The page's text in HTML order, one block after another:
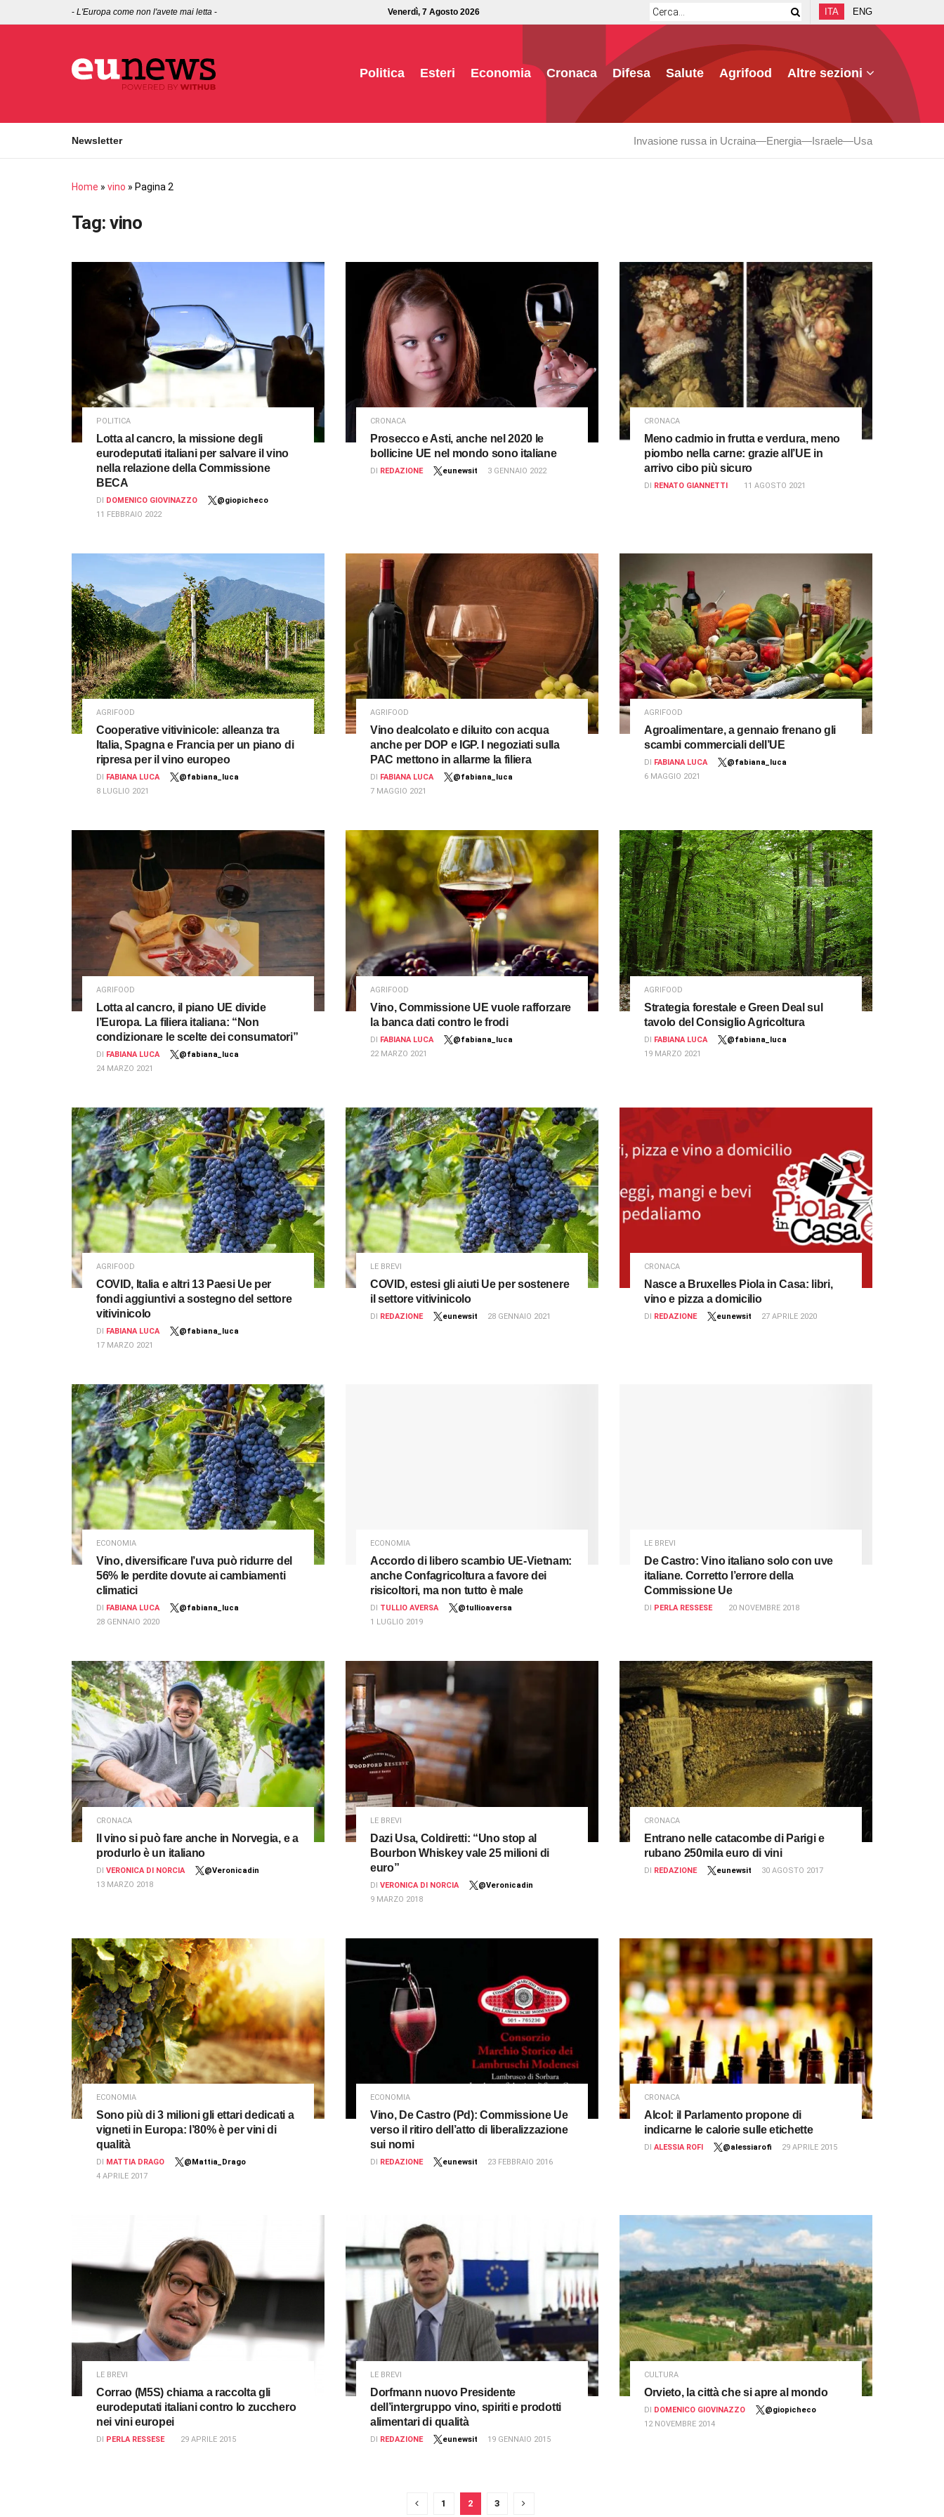
- L'Europa come non l'avete mai letta - Venerdì, 7 Agosto 2026 ITA ENG
Politica Esteri Economia Cronaca Difesa Salute Agrifood Altre sezioni
Newsletter Invasione russa in Ucraina Energia Israele Usa
Home » vino » Pagina 2
Tag:vino
POLITICA
Lotta al cancro, la missione degli
eurodeputati italiani per salvare il vino
nella relazione della Commissione
BECA
DI DOMENICO GIOVINAZZO
@giopicheco
11 FEBBRAIO 2022
CRONACA
Prosecco e Asti, anche nel 2020 le
bollicine UE nel mondo sono italiane
DI REDAZIONE eunewsit 3 GENNAIO 2022
CRONACA
Meno cadmio in frutta e verdura, meno
piombo nella carne: grazie all’UE in
arrivo cibo più sicuro
DI RENATO GIANNETTI 11 AGOSTO 2021
AGRIFOOD
Cooperative vitivinicole: alleanza tra
Italia, Spagna e Francia per un piano di
ripresa per il vino europeo
DI FABIANA LUCA
@fabiana_luca
8 LUGLIO 2021
AGRIFOOD
Vino dealcolato e diluito con acqua
anche per DOP e IGP. I negoziati sulla
PAC mettono in allarme la filiera
DI FABIANA LUCA
@fabiana_luca
7 MAGGIO 2021
AGRIFOOD
Agroalimentare, a gennaio frenano gli
scambi commerciali dell’UE
DI FABIANA LUCA
@fabiana_luca
6 MAGGIO 2021
AGRIFOOD
Lotta al cancro, il piano UE divide
l’Europa. La filiera italiana: “Non
condizionare le scelte dei consumatori”
DI FABIANA LUCA
@fabiana_luca
24 MARZO 2021
AGRIFOOD
Vino, Commissione UE vuole rafforzare
la banca dati contro le frodi
DI FABIANA LUCA
@fabiana_luca
22 MARZO 2021
AGRIFOOD
Strategia forestale e Green Deal sul
tavolo del Consiglio Agricoltura
DI FABIANA LUCA
@fabiana_luca
19 MARZO 2021
AGRIFOOD
COVID, Italia e altri 13 Paesi Ue per
fondi aggiuntivi a sostegno del settore
vitivinicolo
DI FABIANA LUCA
@fabiana_luca
17 MARZO 2021
LE BREVI
COVID, estesi gli aiuti Ue per sostenere
il settore vitivinicolo
DI REDAZIONE eunewsit 28 GENNAIO 2021
CRONACA
Nasce a Bruxelles Piola in Casa: libri,
vino e pizza a domicilio
DI REDAZIONE eunewsit 27 APRILE 2020
ECONOMIA
Vino, diversificare l’uva può ridurre del
56% le perdite dovute ai cambiamenti
climatici
DI FABIANA LUCA
@fabiana_luca
28 GENNAIO 2020
ECONOMIA
Accordo di libero scambio UE-Vietnam:
anche Confagricoltura a favore dei
risicoltori, ma non tutto è male
DI TULLIO AVERSA
@tullioaversa
1 LUGLIO 2019
LE BREVI
De Castro: Vino italiano solo con uve
italiane. Corretto l’errore della
Commissione Ue
DI PERLA RESSESE 20 NOVEMBRE 2018
CRONACA
Il vino si può fare anche in Norvegia, e a
produrlo è un italiano
DI VERONICA DI NORCIA
@Veronicadin
13 MARZO 2018
LE BREVI
Dazi Usa, Coldiretti: “Uno stop al
Bourbon Whiskey vale 25 milioni di
euro”
DI VERONICA DI NORCIA
@Veronicadin
9 MARZO 2018
CRONACA
Entrano nelle catacombe di Parigi e
rubano 250mila euro di vini
DI REDAZIONE eunewsit 30 AGOSTO 2017
ECONOMIA
Sono più di 3 milioni gli ettari dedicati a
vigneti in Europa: l’80% è per vini di
qualità
DI MATTIA DRAGO
@Mattia_Drago
4 APRILE 2017
ECONOMIA
Vino, De Castro (Pd): Commissione Ue
verso il ritiro dell’atto di liberalizzazione
sui nomi
DI REDAZIONE eunewsit 23 FEBBRAIO 2016
CRONACA
Alcol: il Parlamento propone di
indicarne le calorie sulle etichette
DI ALESSIA ROFI @alessiarofi 29 APRILE 2015
LE BREVI
Corrao (M5S) chiama a raccolta gli
eurodeputati italiani contro lo zucchero
nei vini europei
DI PERLA RESSESE 29 APRILE 2015
LE BREVI
Dorfmann nuovo Presidente
dell’intergruppo vino, spiriti e prodotti
alimentari di qualità
DI REDAZIONE eunewsit 19 GENNAIO 2015
CULTURA
Orvieto, la città che si apre al mondo
DI DOMENICO GIOVINAZZO
@giopicheco
12 NOVEMBRE 2014
1 2 3